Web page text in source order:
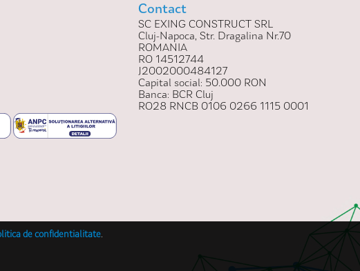
Contact
SC EXING CONSTRUCT SRL
Cluj-Napoca, Str. Dragalina Nr.70
ROMANIA
RO 14512744
J2002000484127
Capital social: 50.000 RON
Banca: BCR Cluj
RO28 RNCB 0106 0266 1115 0001
de confidentialitate.